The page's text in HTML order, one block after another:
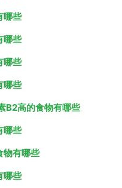
哪些
哪些
哪些
哪些
B2高的食物有哪些
哪些
物有哪些
哪些